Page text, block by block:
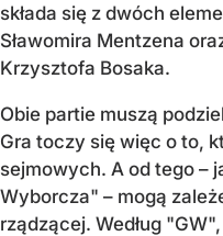
składa się z dwóch
Sławomira Mentzena
Krzysztofa Bosaka.
Obie partie muszą
Gra toczy się więc o to,
sejmowych. A od tego –
Wyborcza" – mogą
rządzącej. Według